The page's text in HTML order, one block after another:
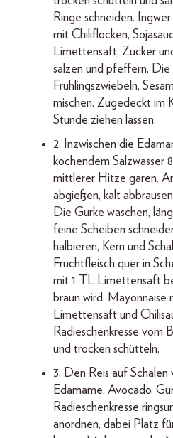
Ringe schneiden.
mit Chiliflocken,
Limettensaft, Zucker
salzen und pfeffern.
Frühlingszwiebeln,
mischen. Zugedeckt im
Stunde ziehen lassen.
2. Inzwischen die
kochendem Salzwasser
mittlerer Hitze garen.
abgießen, kalt
Die Gurke waschen,
feine Scheiben
halbieren, Kern und
Fruchtfleisch quer in
mit 1 TL Limettensaft
braun wird. Mayonnaise
Limettensaft und
Radieschenkresse vom
und trocken schütteln.
3. Den Reis auf
Edamame, Avocado,
Radieschenkresse
anordnen, dabei Platz